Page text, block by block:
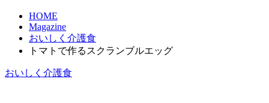
HOME
Magazine
おいしく介護食
トマトで作るスクランブルエッグ
おいしく介護食